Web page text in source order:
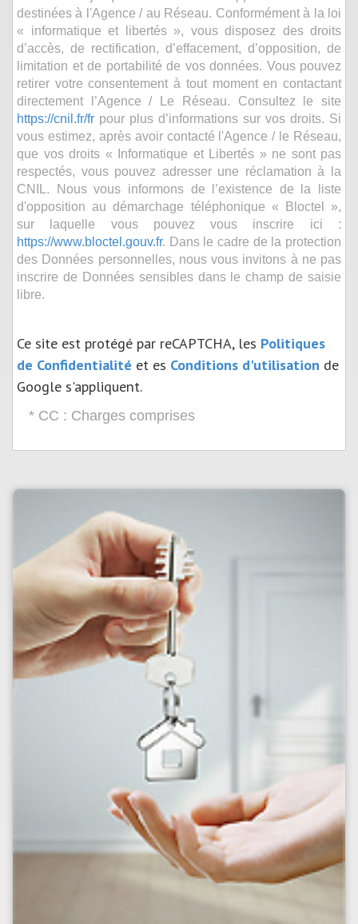
destinées à l'Agence / au Réseau. Conformément à la loi
« informatique et libertés », vous disposez des droits
d’accès, de rectification, d’effacement, d’opposition, de
limitation et de portabilité de vos données. Vous pouvez
retirer votre consentement à tout moment en contactant
directement l’Agence / Le Réseau. Consultez le site
https://cnil.fr/fr pour plus d’informations sur vos droits. Si
vous estimez, après avoir contacté l'Agence / le Réseau,
que vos droits « Informatique et Libertés » ne sont pas
respectés, vous pouvez adresser une réclamation à la
CNIL. Nous vous informons de l’existence de la liste
d'opposition au démarchage téléphonique « Bloctel »,
sur laquelle vous pouvez vous inscrire ici :
https://www.bloctel.gouv.fr. Dans le cadre de la protection
des Données personnelles, nous vous invitons à ne pas
inscrire de Données sensibles dans le champ de saisie
libre.
Ce site est protégé par reCAPTCHA, les Politiques
de Confidentialité et es Conditions d'utilisation de
Google s'appliquent.
* CC : Charges comprises